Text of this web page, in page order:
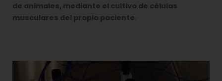
de animales, mediante el cultivo de células
musculares del propio paciente.